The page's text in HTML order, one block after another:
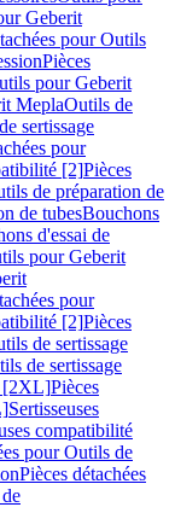
Geberit
pour Outils
Pièces
pour Geberit
MeplaOutils de
sertissage
pour
[2]Pièces
de préparation de
de tubesBouchons
d'essai de
pour Geberit
pour
[2]Pièces
de sertissage
de sertissage
[2XL]Pièces
Sertisseuses
compatibilité
pour Outils de
Pièces détachées